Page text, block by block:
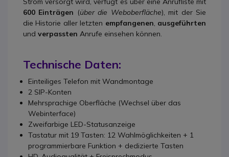
600 Einträgen (über die Weboberfläche), mit der Sie
die Historie aller letzten empfangenen ausgeführten
und verpassten Anrufe einsehen können.
Technische Daten:
Einteiliges Telefon mit Wandmontage
2 SIP-Konten
Mehrsprachige Oberfläche (Wechsel über das
Webinterface)
Zweifarbige LED-Statusanzeige
Tastatur mit 19 Tasten: 12 Wahlmöglichkeiten + 1
programmierbare Funktion + dedizierte Tasten